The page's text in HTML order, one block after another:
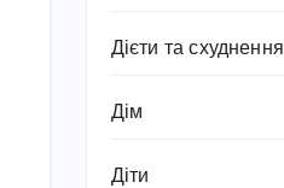
Дієти та схуднення
Дім
Діти